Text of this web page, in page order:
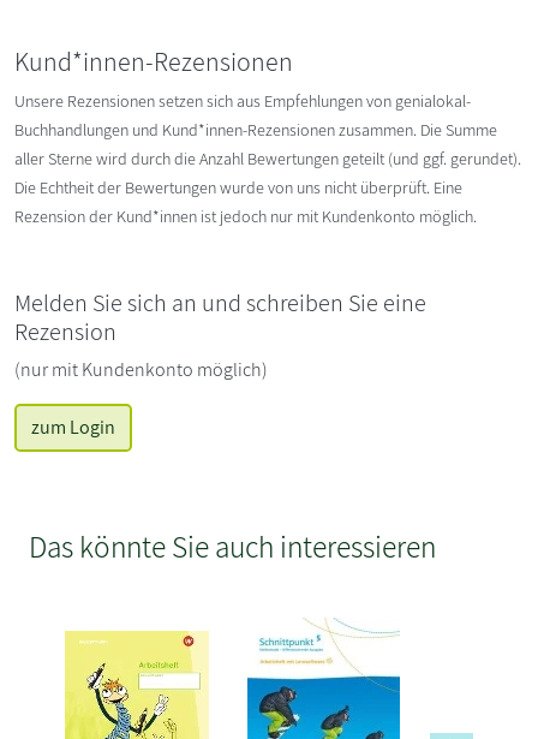
Kund*innen-Rezensionen
Unsere Rezensionen setzen sich aus Empfehlungen von genialokal-
Buchhandlungen und Kund*innen-Rezensionen zusammen. Die Summe
aller Sterne wird durch die Anzahl Bewertungen geteilt (und ggf. gerundet).
Die Echtheit der Bewertungen wurde von uns nicht überprüft. Eine
Rezension der Kund*innen ist jedoch nur mit Kundenkonto möglich.
Melden Sie sich an und schreiben Sie eine
Rezension
(nur mit Kundenkonto möglich)
zum Login
Das könnte Sie auch interessieren